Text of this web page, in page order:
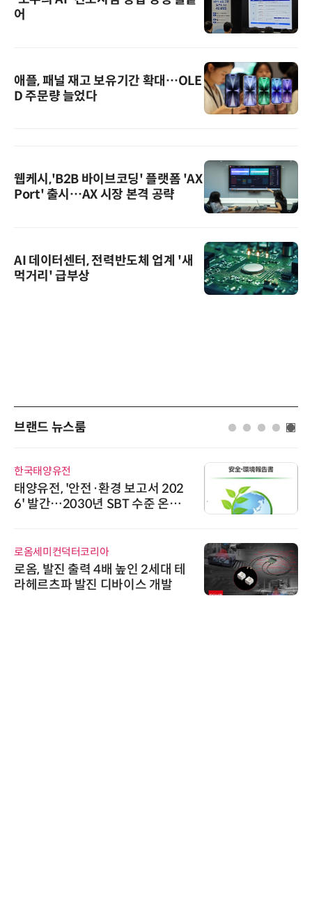
어
애플, 패널 재고 보유기간 확대…OLE
D 주문량 늘었다
웹케시,'B2B 바이브코딩' 플랫폼 'AX
Port' 출시…AX 시장 본격 공략
AI 데이터센터, 전력반도체 업계 '새
먹거리' 급부상
브랜드 뉴스룸
한국태양유전
태양유전, '안전·환경 보고서 202
6' 발간…2030년 SBT 수준 온실
로옴세미컨덕터코리아
로옴, 발진 출력 4배 높인 2세대 테
라헤르츠파 발진 디바이스 개발